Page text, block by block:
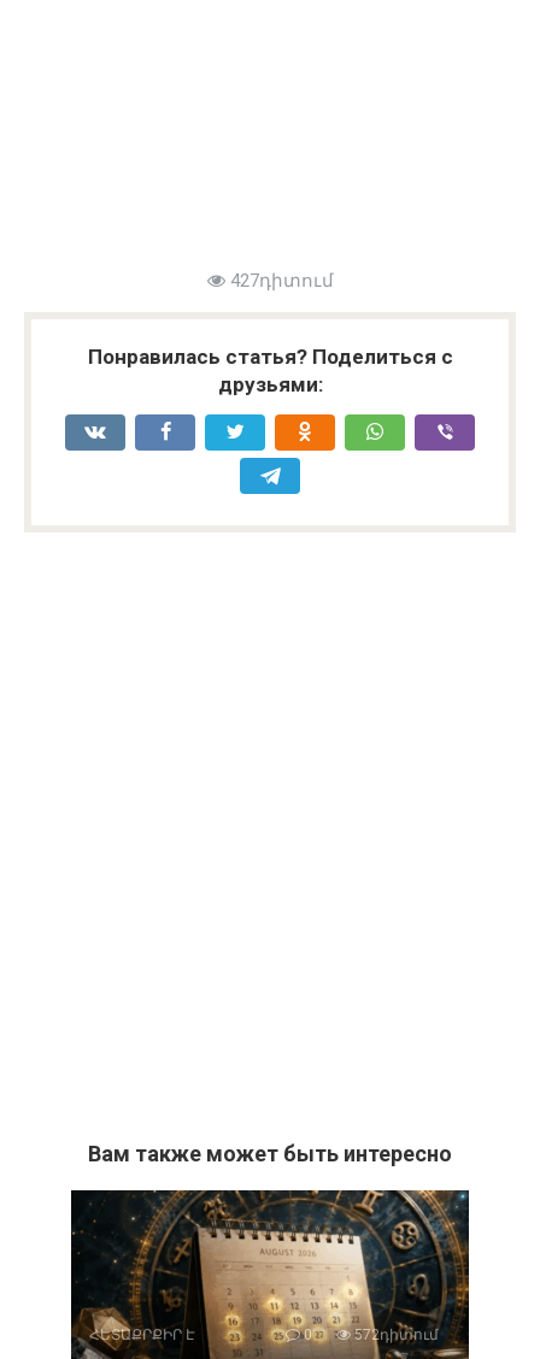
427դիտում
Понравилась статья? Поделиться с
друзьями:
Вам также может быть интересно
ՀԵՏԱՔՐՔԻՐ Է 0 572դիտում